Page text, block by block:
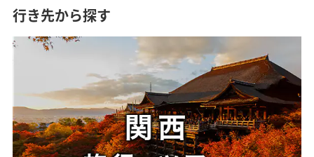
北陸・東海エリア
行き先から探す